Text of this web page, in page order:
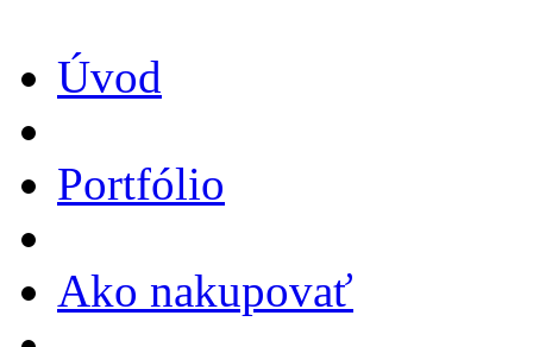
Úvod
Portfólio
Ako nakupovať